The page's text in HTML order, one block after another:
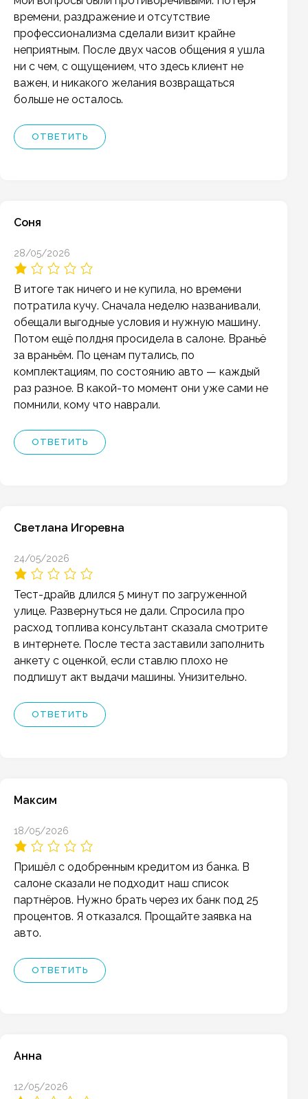
времени, раздражение и отсутствие
профессионализма сделали визит крайне
неприятным. После двух часов общения я ушла
ни с чем, с ощущением, что здесь клиент не
важен, и никакого желания возвращаться
больше не осталось.
ОТВЕТИТЬ
Соня
28/05/2026
В итоге так ничего и не купила, но времени
потратила кучу. Сначала неделю названивали,
обещали выгодные условия и нужную машину.
Потом ещё полдня просидела в салоне. Враньё
за враньём. По ценам путались, по
комплектациям, по состоянию авто — каждый
раз разное. В какой-то момент они уже сами не
помнили, кому что наврали.
ОТВЕТИТЬ
Светлана Игоревна
24/05/2026
Тест-драйв длился 5 минут по загруженной
улице. Развернуться не дали. Спросила про
расход топлива консультант сказала смотрите
в интернете. После теста заставили заполнить
анкету с оценкой, если ставлю плохо не
подпишут акт выдачи машины. Унизительно.
ОТВЕТИТЬ
Максим
18/05/2026
Пришёл с одобренным кредитом из банка. В
салоне сказали не подходит наш список
партнёров. Нужно брать через их банк под 25
процентов. Я отказался. Прощайте заявка на
авто.
ОТВЕТИТЬ
Анна
12/05/2026